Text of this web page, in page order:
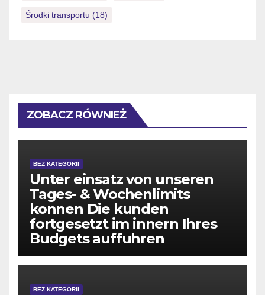
Środki transportu (18)
ZOBACZ RÓWNIEŻ
BEZ KATEGORII
Unter einsatz von unseren
Tages- & Wochenlimits
konnen Die kunden
fortgesetzt im innern Ihres
Budgets auffuhren
BEZ KATEGORII